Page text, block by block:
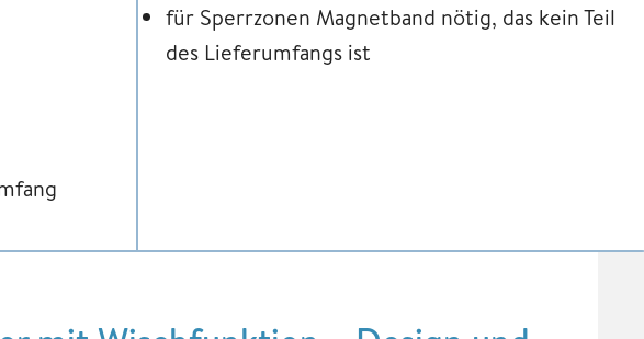
für Sperrzonen Magnetband nötig, das kein Teil
des Lieferumfangs ist